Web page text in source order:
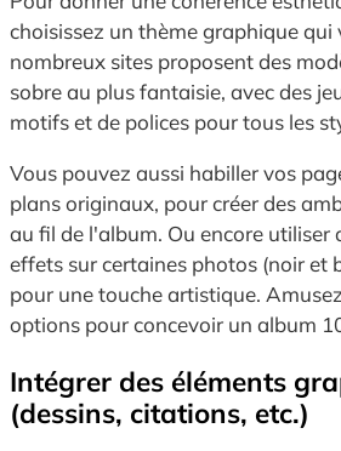
choisissez un thème graphique qui
nombreux sites proposent des
sobre au plus fantaisie, avec des
motifs et de polices pour tous les
Vous pouvez aussi habiller vos
plans originaux, pour créer des
au fil de l'album. Ou encore utiliser
effets sur certaines photos (noir et
pour une touche artistique.
options pour concevoir un album
Intégrer des éléments
(dessins, citations, etc.)